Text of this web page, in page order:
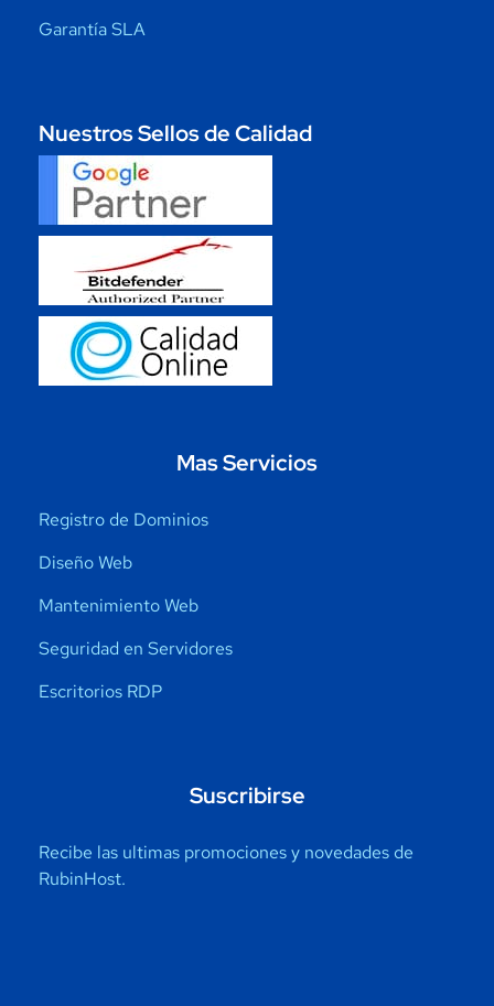
Garantía SLA
Nuestros Sellos de Calidad
Mas Servicios
Registro de Dominios
Diseño Web
Mantenimiento Web
Seguridad en Servidores
Escritorios RDP
Suscribirse
Recibe las ultimas promociones y novedades de
RubinHost.